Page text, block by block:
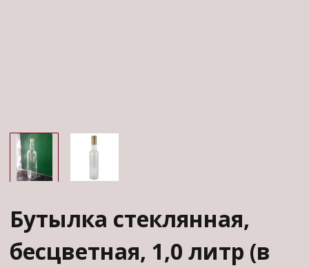
Бутылка стеклянная,
бесцветная, 1,0 литр (в